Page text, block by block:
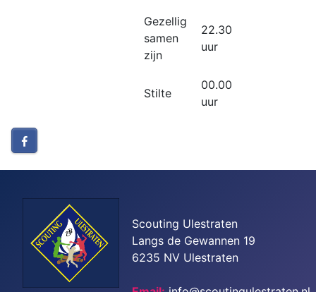
Gezellig
samen
zijn
22.30
uur
Stilte
00.00
uur
Scouting Ulestraten
Langs de Gewannen 19
6235 NV Ulestraten